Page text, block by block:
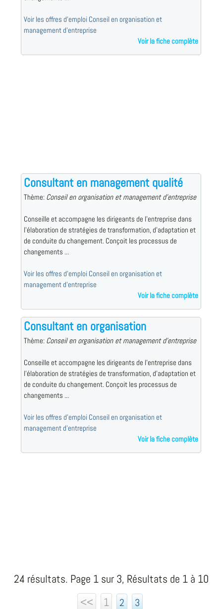
Voir les offres d'emploi Conseil en organisation et
management d'entreprise
Voir la fiche complète
Consultant en management qualité
Thème: Conseil en organisation et management d'entreprise
Conseille et accompagne les dirigeants de l'entreprise dans
l'élaboration de stratégies de transformation, d'adaptation et
de conduite du changement. Conçoit les processus de
changements ...
Voir les offres d'emploi Conseil en organisation et
management d'entreprise
Voir la fiche complète
Consultant en organisation
Thème: Conseil en organisation et management d'entreprise
Conseille et accompagne les dirigeants de l'entreprise dans
l'élaboration de stratégies de transformation, d'adaptation et
de conduite du changement. Conçoit les processus de
changements ...
Voir les offres d'emploi Conseil en organisation et
management d'entreprise
Voir la fiche complète
24 résultats. Page 1 sur 3, Résultats de 1 à 10
<<
1 2 3